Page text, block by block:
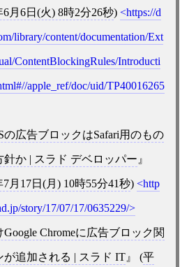
6月6日(火) 8時2分26秒) https://d
library/content/documentation/Ext
ContentBlockingRules/Introducti
apple_ref/doc/uid/TP40016265
の広告ブロックはSafari用のもの
針か | スラド デベロッパー
7月17日(月) 10時55分41秒) http
story/17/07/17/0635229/
Chromeに広告ブロック関
が追加される | スラド IT (平